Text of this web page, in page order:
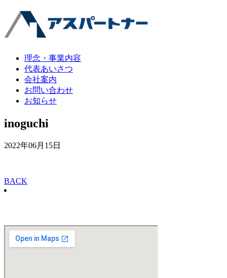
理念・事業内容
代表あいさつ
会社案内
お問い合わせ
お知らせ
inoguchi
2022年06月15日
BACK